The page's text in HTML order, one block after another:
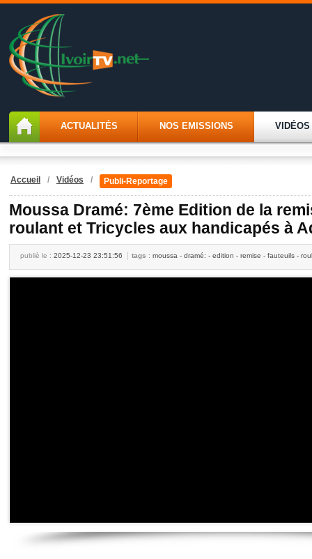
ACTUALITÉS NOS EMISSIONS VIDÉOS
Accueil / Vidéos / Publi-Reportage
Moussa Dramé: 7ème Edition de la
roulant et Tricycles aux handicapés à
publiè le : 2025-12-23 23:51:56 tags : moussa - dramé: - edition - remise - fauteuils -